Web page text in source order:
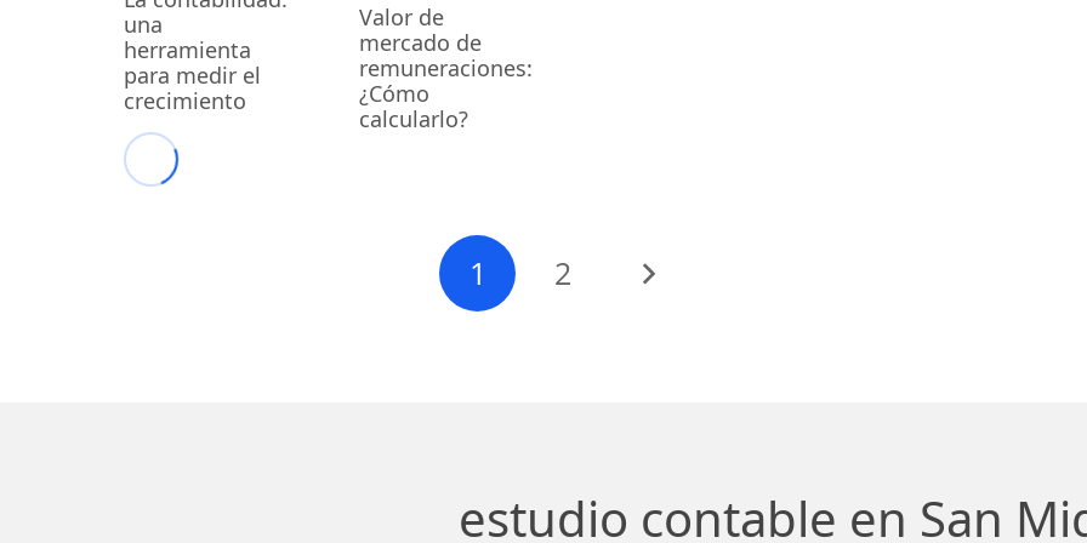
una
herramienta
para medir el
crecimiento
Valor de
mercado de
remuneraciones:
¿Cómo
calcularlo?
1 2
estudio contable en San